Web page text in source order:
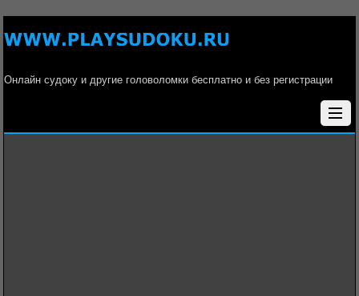
Онлайн судоку и другие головоломки бесплатно и без регистрации